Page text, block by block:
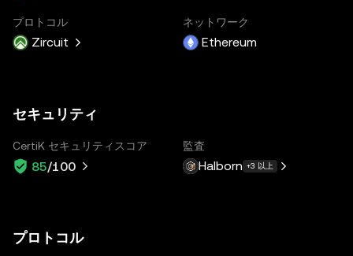
プロトコル
Zircuit
ネットワーク
Ethereum
セキュリティ
CertiK セキュリティスコア
85/100
監査
Halborn +3 以上
プロトコル